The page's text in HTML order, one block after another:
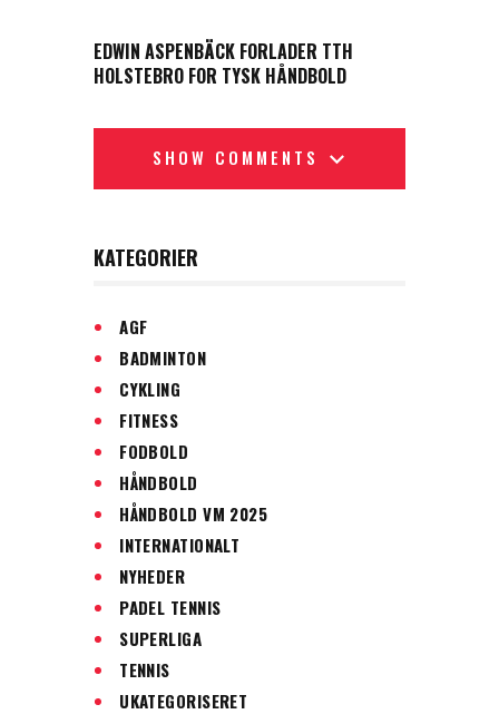
EDWIN ASPENBÄCK FORLADER TTH
HOLSTEBRO FOR TYSK HÅNDBOLD
SHOW COMMENTS
KATEGORIER
AGF
BADMINTON
CYKLING
FITNESS
FODBOLD
HÅNDBOLD
HÅNDBOLD VM 2025
INTERNATIONALT
NYHEDER
PADEL TENNIS
SUPERLIGA
TENNIS
UKATEGORISERET